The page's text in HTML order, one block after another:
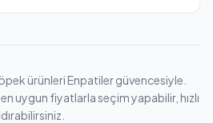
ürünleri Enpatiler güvencesiyle.
uygun fiyatlarla seçim yapabilir, hızlı